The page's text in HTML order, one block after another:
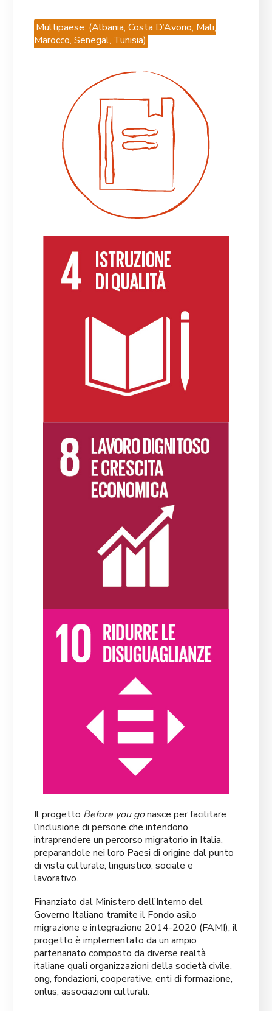
Multipaese: (Albania, Costa D’Avorio, Mali,
Marocco, Senegal, Tunisia)
Il progetto Before you gonasce per facilitare
l’inclusione di persone che intendono
intraprendere un percorso migratorio in Italia,
preparandole nei loro Paesi di origine dal punto
di vista culturale, linguistico, sociale e
lavorativo.
Finanziato dal Ministero dell’Interno del
Governo Italiano tramite il Fondo asilo
migrazione e integrazione 2014-2020 (FAMI), il
progetto è implementato da un ampio
partenariato composto da diverse realtà
italiane quali organizzazioni della società civile,
ong, fondazioni, cooperative, enti di formazione,
onlus, associazioni culturali.